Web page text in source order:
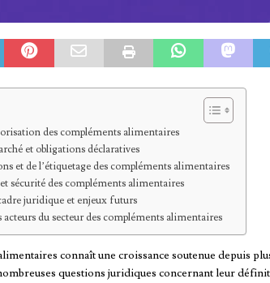
des compléments alimentaires
et obligations déclaratives
et de l’étiquetage des compléments alimentaires
sécurité des compléments alimentaires
juridique et enjeux futurs
du secteur des compléments alimentaires
connaît une croissance soutenue depuis
questions juridiques concernant leur